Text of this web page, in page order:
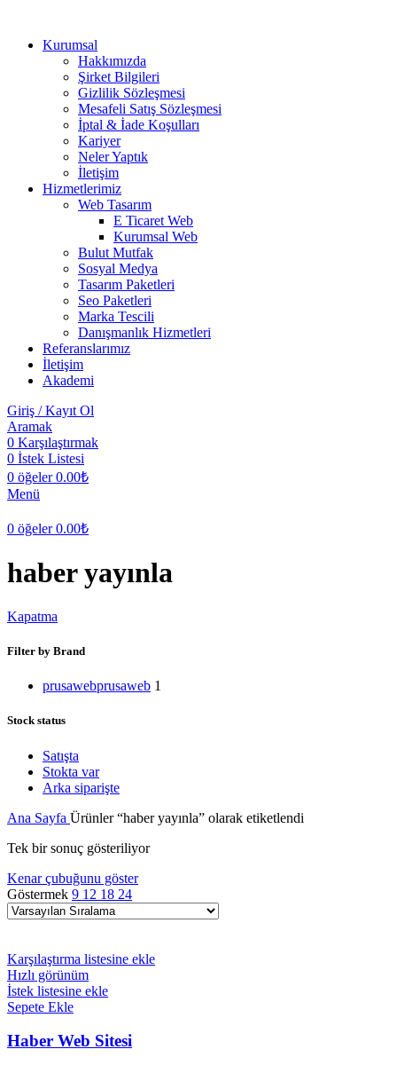
Kurumsal
Hakkımızda
Şirket Bilgileri
Gizlilik Sözleşmesi
Mesafeli Satış Sözleşmesi
İptal & İade Koşulları
Kariyer
Neler Yaptık
İletişim
Hizmetlerimiz
Web Tasarım
E Ticaret Web
Kurumsal Web
Bulut Mutfak
Sosyal Medya
Tasarım Paketleri
Seo Paketleri
Marka Tescili
Danışmanlık Hizmetleri
Referanslarımız
İletişim
Akademi
Giriş / Kayıt Ol
Aramak
0 Karşılaştırmak
0 İstek Listesi
0 öğeler 0.00₺
Menü
0 öğeler 0.00₺
haber yayınla
Kapatma
Filter by Brand
prusawebprusaweb 1
Stock status
Satışta
Stokta var
Arka siparişte
Ana Sayfa Ürünler “haber yayınla” olarak etiketlendi
Tek bir sonuç gösteriliyor
Kenar çubuğunu göster
Göstermek 9 12 18 24
Karşılaştırma listesine ekle
Hızlı görünüm
İstek listesine ekle
Sepete Ekle
Haber Web Sitesi